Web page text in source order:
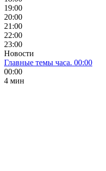
19:00
20:00
21:00
22:00
23:00
Новости
Главные темы часа. 00:00
00:00
4 мин